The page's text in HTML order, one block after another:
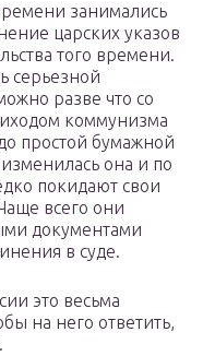
занимались
царских указов
того времени.
серьезной
разве что со
коммунизма
простой бумажной
она и по
покидают свои
всего они
документами
в суде.
это весьма
на него ответить,